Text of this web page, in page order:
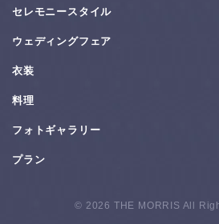
セレモニースタイル
ウェディングフェア
衣装
料理
フォトギャラリー
プラン
© 2026 THE MORRIS All